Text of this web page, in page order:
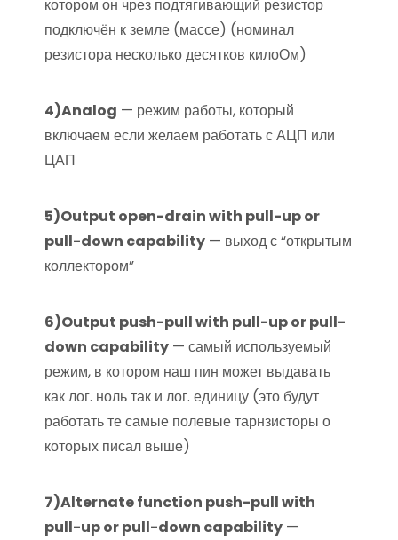
котором он чрез подтягивающий резистор
подключён к земле (массе) (номинал
резистора несколько десятков килоОм)
4)Analog — режим работы, который
включаем если желаем работать с АЦП или
ЦАП
5)Output open-drain with pull-up or
pull-down capability — выход с “открытым
коллектором”
6)Output push-pull with pull-up or pull-
down capability — самый используемый
режим, в котором наш пин может выдавать
как лог. ноль так и лог. единицу (это будут
работать те самые полевые тарнзисторы о
которых писал выше)
7)Alternate function push-pull with
pull-up or pull-down capability —